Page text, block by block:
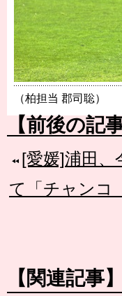
（柏担当 郡司聡）
【前後の記事
[愛媛]浦田
て「チャンコ
【関連記事】